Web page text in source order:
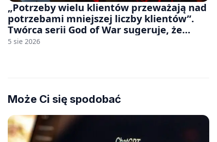
„Potrzeby wielu klientów przeważają nad
potrzebami mniejszej liczby klientów”.
Twórca serii God of War sugeruje, że
rozumie, dlaczego Sony rezygnuje z gier
5 sie 2026
Może Ci się spodobać